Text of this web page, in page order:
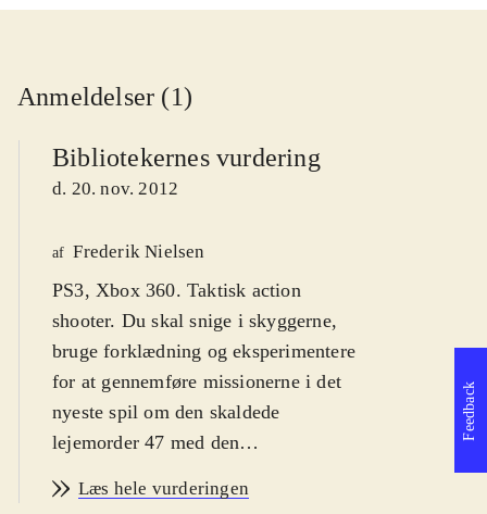
Anmeldelser (1)
Bibliotekernes vurdering
d. 20. nov. 2012
af Frederik Nielsen
PS3, Xbox 360. Taktisk action
shooter. Du skal snige i skyggerne,
bruge forklædning og eksperimentere
for at gennemføre missionerne i det
nyeste spil om den skaldede
lejemorder 47 med den
nakken. Spillet er voldeligt men også
Læs hele vurderingen
Feedback